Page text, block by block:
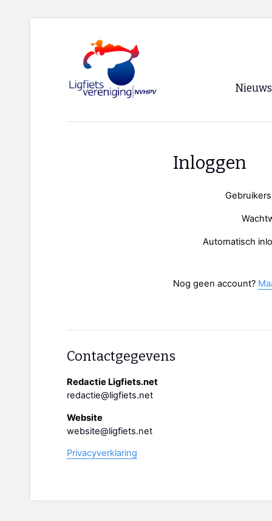
Nieuws
Inloggen
Automatisch
Nog geen account?
Contactgegevens
Redactie Ligfiets.net
redactie@ligfiets.net
Website
website@ligfiets.net
Privacyverklaring